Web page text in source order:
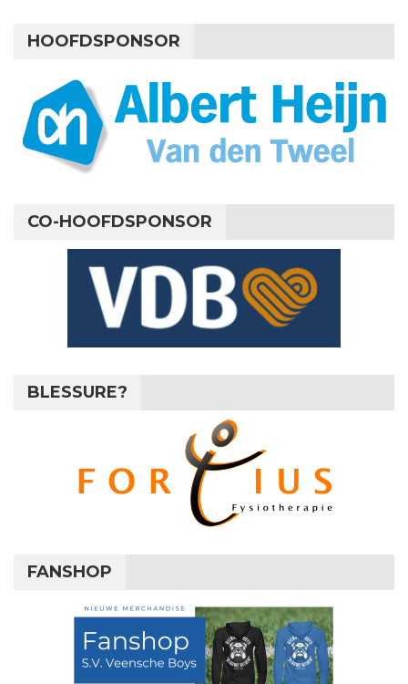
HOOFDSPONSOR
CO-HOOFDSPONSOR
BLESSURE?
FANSHOP